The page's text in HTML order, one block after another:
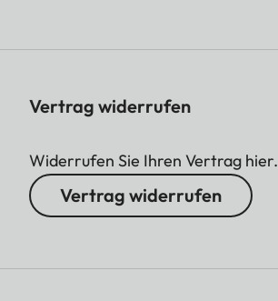
Vertrag widerrufen
Widerrufen Sie Ihren Vertrag hier.
Vertrag widerrufen